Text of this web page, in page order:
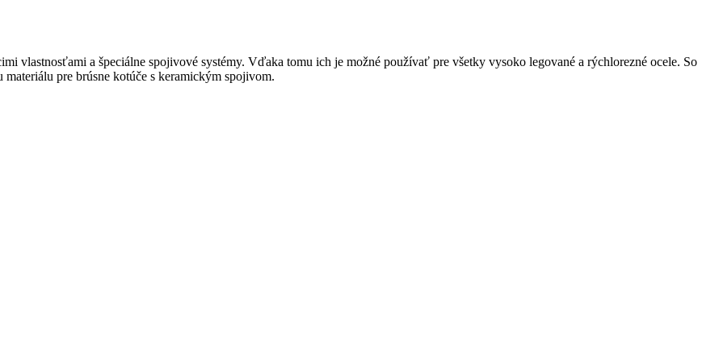
vlastnosťami a špeciálne spojivové systémy. Vďaka tomu ich je možné používať pre všetky vysoko legované a rýchlorezné ocele. So
pre brúsne kotúče s keramickým spojivom.